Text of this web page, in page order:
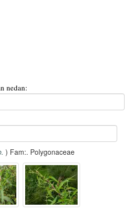
nedan:
) Fam:. Polygonaceae